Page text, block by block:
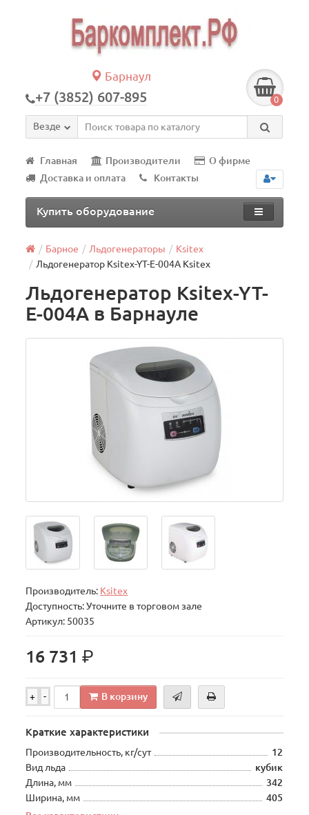
Барнаул
+7 (3852) 607-895 0
Везде
Главная Производители
О фирме
Доставка и оплата
Контакты
Купить оборудование
Барное Льдогенераторы
Ksitex
Льдогенератор Ksitex-YT-E-004A Ksitex
Льдогенератор Ksitex-YT-
E-004A в Барнауле
Производитель: Ksitex
Доступность: Уточните в торговом зале
Артикул: 50035
16 731р.
+ - В корзину
Краткие характеристики
Производительность, кг/сут
12
Вид льда
кубик
Длина, мм
342
Ширина, мм
405